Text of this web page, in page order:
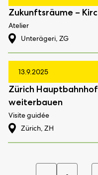
Zukunftsräume –
Unterägeri, ZG
Atelier
13.9.2025
Zürich
weiterbauen
Zürich, ZH
Visite guidée